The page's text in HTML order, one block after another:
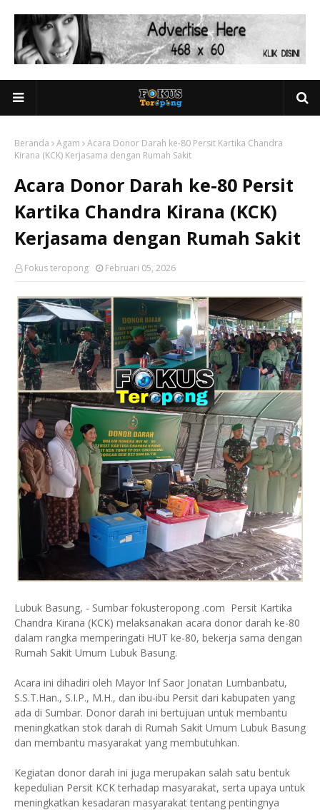
Beranda Agam
Acara Donor Darah ke-80 Persit Kartika Chandra
Kirana (KCK) Kerjasama dengan Rumah Sakit
Acara Donor Darah ke-80 Persit
Kartika Chandra Kirana (KCK)
Kerjasama dengan Rumah Sakit
Fokus teropong Februari 05, 2026
Lubuk Basung, - Sumbar fokusteropong .com Persit Kartika
Chandra Kirana (KCK) melaksanakan acara donor darah ke-80
dalam rangka memperingati HUT ke-80, bekerja sama dengan
Rumah Sakit Umum Lubuk Basung.
Acara ini dihadiri oleh Mayor Inf Saor Jonatan Lumbanbatu,
S.S.T.Han., S.I.P., M.H., dan ibu-ibu Persit dari kabupaten yang
ada di Sumbar. Donor darah ini bertujuan untuk membantu
meningkatkan stok darah di Rumah Sakit Umum Lubuk Basung
dan membantu masyarakat yang membutuhkan.
Kegiatan donor darah ini juga merupakan salah satu bentuk
kepedulian Persit KCK terhadap masyarakat, serta upaya untuk
meningkatkan kesadaran masyarakat tentang pentingnya